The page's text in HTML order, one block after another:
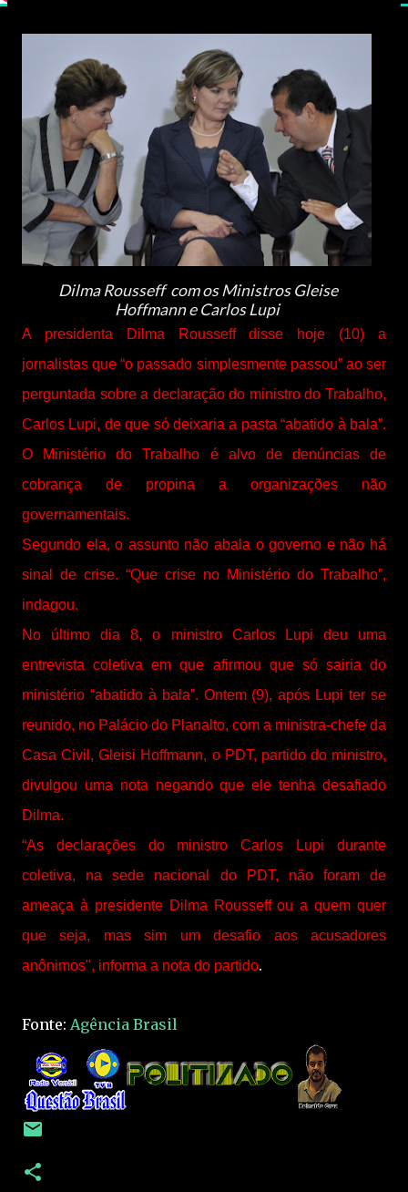
Dilma Rousseff com os Ministros Gleise
Hoffmann e Carlos Lupi
A presidenta Dilma Rousseff disse hoje (10) a
jornalistas que “o passado simplesmente passou” ao ser
perguntada sobre a declaração do ministro do Trabalho,
Carlos Lupi, de que só deixaria a pasta “abatido à bala”.
O Ministério do Trabalho é alvo de denúncias de
cobrança de propina a organizações não
governamentais.
Segundo ela, o assunto não abala o governo e não há
sinal de crise. “Que crise no Ministério do Trabalho”,
indagou.
No último dia 8, o ministro Carlos Lupi deu uma
entrevista coletiva em que afirmou que só sairia do
ministério “abatido à bala”. Ontem (9), após Lupi ter se
reunido, no Palácio do Planalto, com a ministra-chefe da
Casa Civil, Gleisi Hoffmann, o PDT, partido do ministro,
divulgou uma nota negando que ele tenha desafiado
Dilma.
“As declarações do ministro Carlos Lupi durante
coletiva, na sede nacional do PDT, não foram de
ameaça à presidente Dilma Rousseff ou a quem quer
que seja, mas sim um desafio aos acusadores
anônimos", informa a nota do partido.
Fonte: Agência Brasil